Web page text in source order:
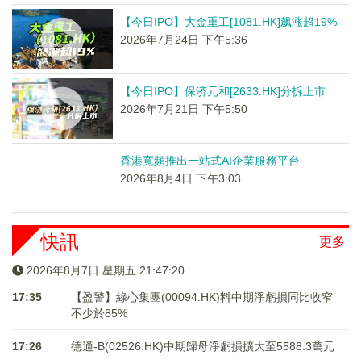
【今日IPO】大金重工[1081.HK]飙涨超19%
2026年7月24日 下午5:36
【今日IPO】保济元和[2633.HK]分拆上市
2026年7月21日 下午5:50
香港寬頻推出一站式AI企業服務平台
2026年8月4日 下午3:03
更多
快訊
2026年8月7日 星期五 21:47:20
17:35
【盈警】綠心集團(00094.HK)料中期淨虧損同比收窄
不少於85%
17:26 德適-B(02526.HK)中期歸母淨虧損擴大至5588.3萬元